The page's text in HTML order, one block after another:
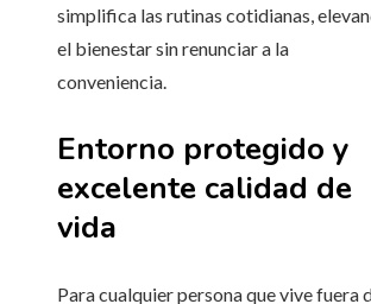
simplifica las rutinas cotidianas,
el bienestar sin renunciar a la
conveniencia.
Entorno protegido y
excelente calidad de
vida
Para cualquier persona que vive fuera